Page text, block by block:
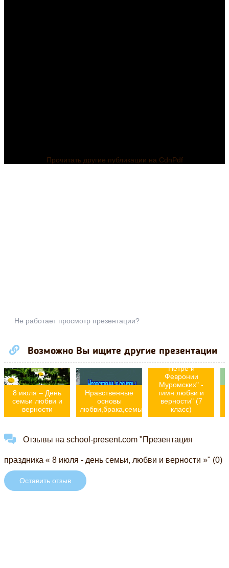
Прочитать другие публикации на CdnPdf
Не работает просмотр презентации?
Возможно Вы ищите другие презентации
8 июля – День
семьи любви и
верности
Нравственные
основы
любви,брака,семьи
литературе на
тему "Повесть о
Петре и
Февронии
Муромских" -
гимн любви и
верности" (7
класс)
Отзывы на school-present.com "Презентация
праздника « 8 июля - день семьи, любви и верности »" (0)
Оставить отзыв